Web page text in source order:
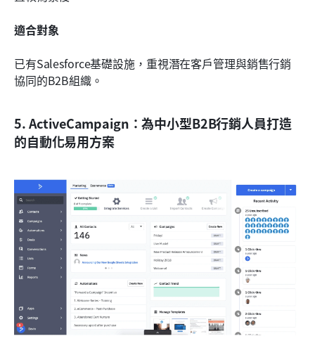
適合對象
已有Salesforce基礎設施，重視潛在客戶管理與銷售行銷
協同的B2B組織。
5. ActiveCampaign：為中小型B2B行銷人員打造
的自動化易用方案